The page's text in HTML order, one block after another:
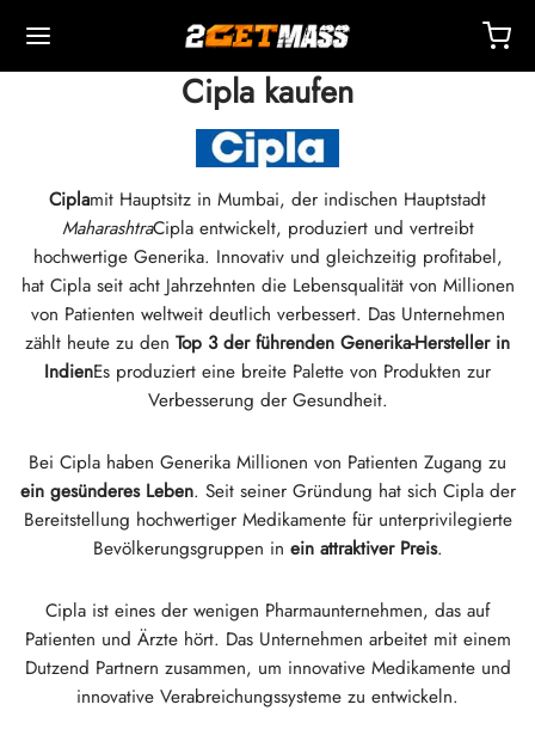
Cipla kaufen
Ciplamit Hauptsitz in Mumbai, der indischen Hauptstadt
MaharashtraCipla entwickelt, produziert und vertreibt
hochwertige Generika. Innovativ und gleichzeitig profitabel,
hat Cipla seit acht Jahrzehnten die Lebensqualität von Millionen
von Patienten weltweit deutlich verbessert. Das Unternehmen
zählt heute zu den Top 3 der führenden Generika-Hersteller in
IndienEs produziert eine breite Palette von Produkten zur
Verbesserung der Gesundheit.
Bei Cipla haben Generika Millionen von Patienten Zugang zu
ein gesünderes Leben. Seit seiner Gründung hat sich Cipla der
Bereitstellung hochwertiger Medikamente für unterprivilegierte
Bevölkerungsgruppen in ein attraktiver Preis.
Cipla ist eines der wenigen Pharmaunternehmen, das auf
Patienten und Ärzte hört. Das Unternehmen arbeitet mit einem
Dutzend Partnern zusammen, um innovative Medikamente und
innovative Verabreichungssysteme zu entwickeln.
Back
🇪🇺
Lieferung & Einzelhandel Durch Lager
🇪🇺
🇪🇺 🌍
Back
🇺🇸
Lieferung & Einzelhandel Durch Lager
🇺🇸
USA 🇺🇸
INT. 🌍
Back
🌍
Lieferung & Einzelhandel Durch Lager
INT. 🌍
SHREE/ POWERBOLIC – Asien 🇺🇸 🌍
PHARMA 🇪🇺🌍
Back
(DHB)
(Oxymetholon) Injektion
(Equipoise)
Injizierbar (Methandienon)
(Injektion)
Back
(Drostanolon) Injektion
(Drostanolone) Enanthate
(Drostanolone) Propionat
Back
Basis
Enantat
Back
(Suspension)
Testosteron
Back
(Oxymetholon) Oral
(Oxandrolon)
(Fluoxymesteron)
(Methasteron)
Back
/ T6
Back
(Anastrozol)
(Clomiphen)
(Aromasin)
(Femara)
Back
I
Back
Zur Intramuskulären Injektion
Zur Subkutanen Injektion
Wasser
Back
I
Back
II
GRF 1-29
Back
(Sibutramin)
Back
– Cardarine
Ligandrol
– Ibutamoren
– Testolon
Back
Packung
Zur Gewichtszunahme
Back
Center
– Häufig Gestellte Fragen
Bestellung Verfolgen
Back
Sie Sich Einen Rabatt
Bestellung Bezahlen
Kreditkarte